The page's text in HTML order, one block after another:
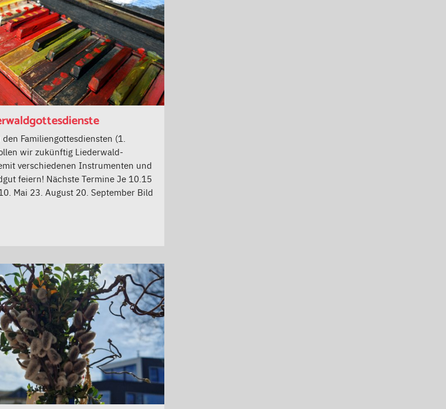
Familiengottesdiensten (1.
wir zukünftig Liederwald-
verschiedenen Instrumenten und
feiern! Nächste Termine Je 10.15
Mai 23. August 20. September Bild